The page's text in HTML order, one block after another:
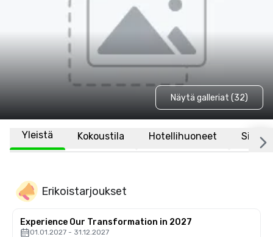
Näytä galleriat (32)
Yleistä Kokoustila Hotellihuoneet Sijainti
Erikoistarjoukset
Experience Our Transformation in 2027
01.01.2027 - 31.12.2027